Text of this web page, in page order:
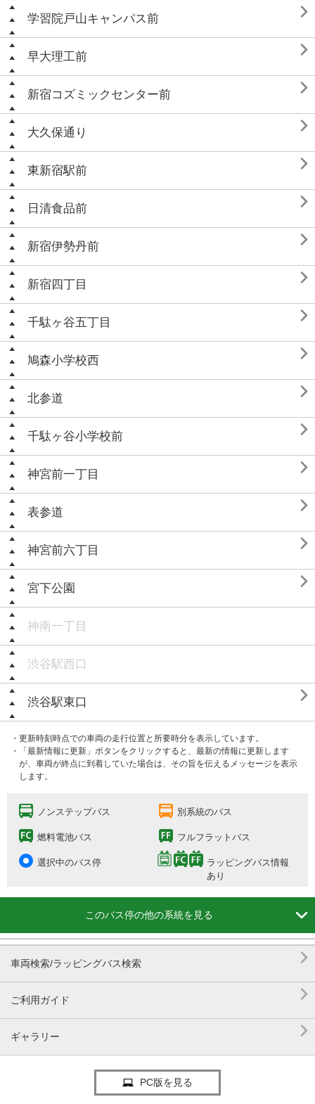
学習院戸山キャンパス前 
早大理工前 
新宿コズミックセンター前 
大久保通り 
東新宿駅前 
日清食品前 
新宿伊勢丹前 
新宿四丁目 
千駄ヶ谷五丁目 
鳩森小学校西 
北参道 
千駄ヶ谷小学校前 
神宮前一丁目 
表参道 
神宮前六丁目 
宮下公園 
神南一丁目
渋谷駅西口
渋谷駅東口 
・更新時刻時点での車両の走行位置と所要時分を表示しています。
・「最新情報に更新」ボタンをクリックすると、最新の情報に更新します
が、車両が終点に到着していた場合は、その旨を伝えるメッセージを表示
します。
ノンステップバス 別系統のバス
燃料電池バス フルフラットバス
選択中のバス停
ラッピングバス情報
あり
このバス停の他の系統を見る 
車両検索/ラッピングバス検索 
ご利用ガイド 
ギャラリー 
PC版を見る